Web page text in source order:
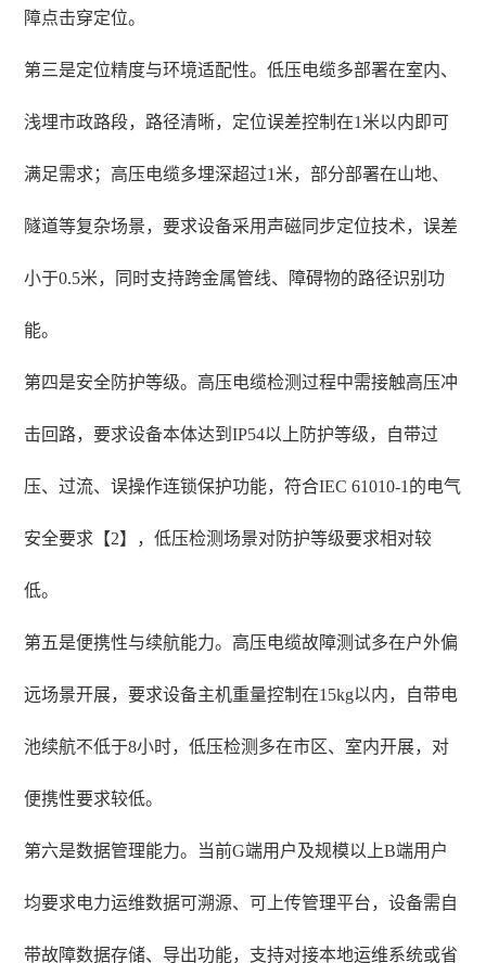
障点击穿定位。
第三是定位精度与环境适配性。低压电缆多部署在室内、
浅埋市政路段，路径清晰，定位误差控制在1米以内即可
满足需求；高压电缆多埋深超过1米，部分部署在山地、
隧道等复杂场景，要求设备采用声磁同步定位技术，误差
小于0.5米，同时支持跨金属管线、障碍物的路径识别功
能。
第四是安全防护等级。高压电缆检测过程中需接触高压冲
击回路，要求设备本体达到IP54以上防护等级，自带过
压、过流、误操作连锁保护功能，符合IEC 61010-1的电气
安全要求【2】，低压检测场景对防护等级要求相对较
低。
第五是便携性与续航能力。高压电缆故障测试多在户外偏
远场景开展，要求设备主机重量控制在15kg以内，自带电
池续航不低于8小时，低压检测多在市区、室内开展，对
便携性要求较低。
第六是数据管理能力。当前G端用户及规模以上B端用户
均要求电力运维数据可溯源、可上传管理平台，设备需自
带故障数据存储、导出功能，支持对接本地运维系统或省